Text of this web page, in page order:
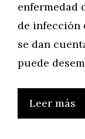
enfermedad
de infección
se dan
puede
Leer más